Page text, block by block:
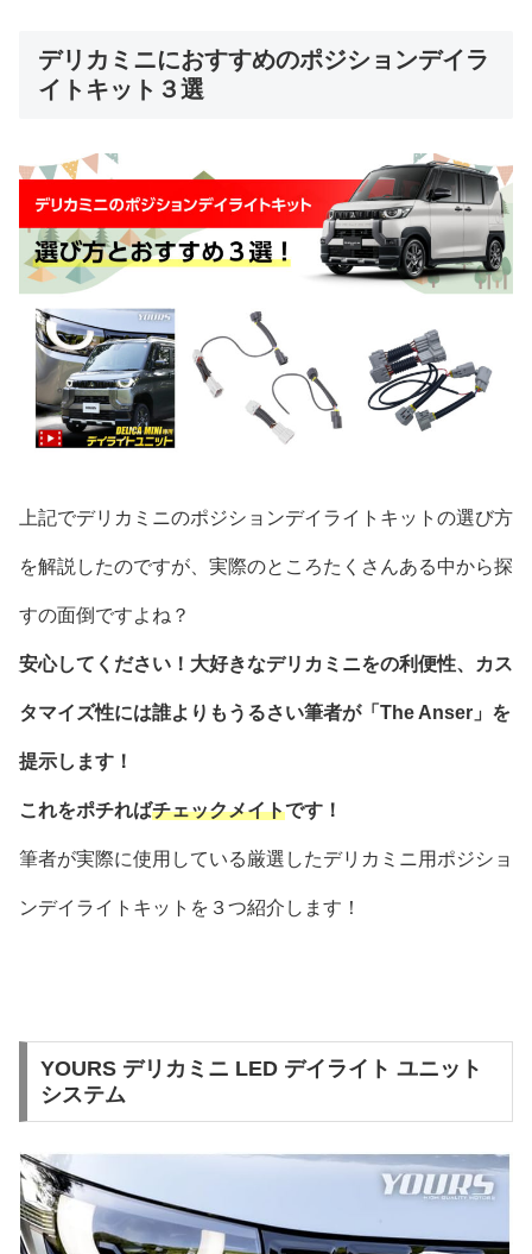
デリカミニにおすすめのポジションデイラ
イトキット３選
上記でデリカミニのポジションデイライトキットの選び方
を解説したのですが、実際のところたくさんある中から探
すの面倒ですよね？
安心してください！大好きなデリカミニをの利便性、カス
タマイズ性には誰よりもうるさい筆者が「The Anser」を
提示します！
これをポチればチェックメイトです！
筆者が実際に使用している厳選したデリカミニ用ポジショ
ンデイライトキットを３つ紹介します！
YOURS デリカミニ LED デイライト ユニット
システム